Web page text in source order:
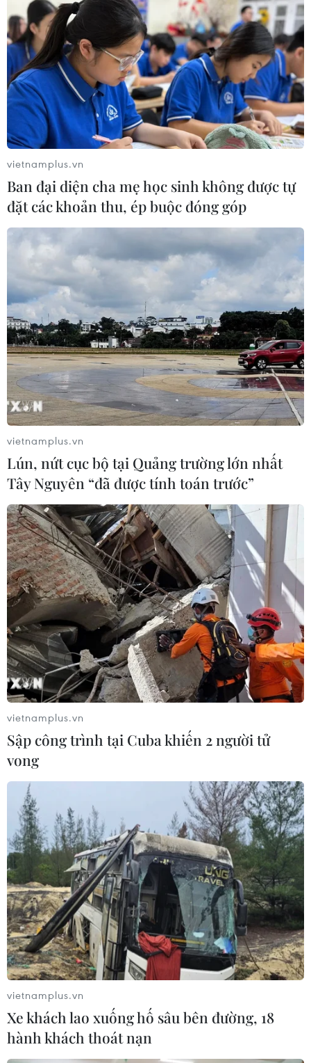
vietnamplus.vn
Ban đại diện cha mẹ học sinh không được tự
đặt các khoản thu, ép buộc đóng góp
vietnamplus.vn
Lún, nứt cục bộ tại Quảng trường lớn nhất
Tây Nguyên “đã được tính toán trước”
vietnamplus.vn
Sập công trình tại Cuba khiến 2 người tử
vong
vietnamplus.vn
Xe khách lao xuống hố sâu bên đường, 18
hành khách thoát nạn